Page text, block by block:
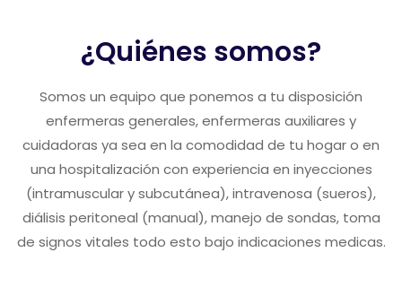
¿Quiénes somos?
Somos un equipo que ponemos a tu disposición
enfermeras generales, enfermeras auxiliares y
cuidadoras ya sea en la comodidad de tu hogar o en
una hospitalización con experiencia en inyecciones
(intramuscular y subcutánea), intravenosa (sueros),
diálisis peritoneal (manual), manejo de sondas, toma
de signos vitales todo esto bajo indicaciones medicas.